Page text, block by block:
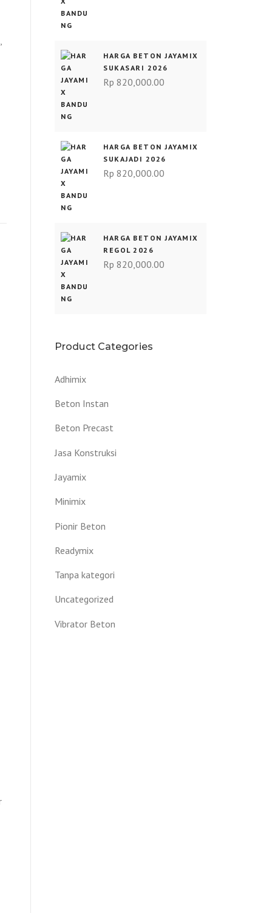
HARGA BETON JAYAMIX
SUKASARI 2026
Rp 820,000.00
HARGA BETON JAYAMIX
SUKAJADI 2026
Rp 820,000.00
HARGA BETON JAYAMIX
REGOL 2026
Rp 820,000.00
Product Categories
Adhimix
Beton Instan
Beton Precast
Jasa Konstruksi
Jayamix
Minimix
Pionir Beton
Readymix
Tanpa kategori
Uncategorized
Vibrator Beton